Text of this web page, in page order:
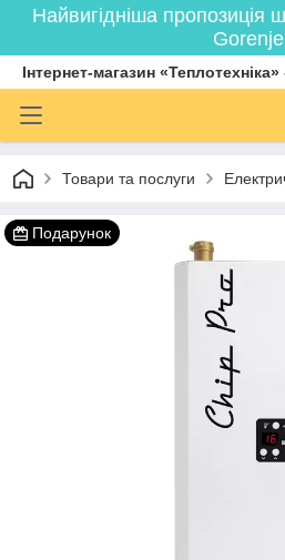
Найвигідніша пропозиція
Gorenje
Інтернет-магазин
Товари та послуги
Подарунок